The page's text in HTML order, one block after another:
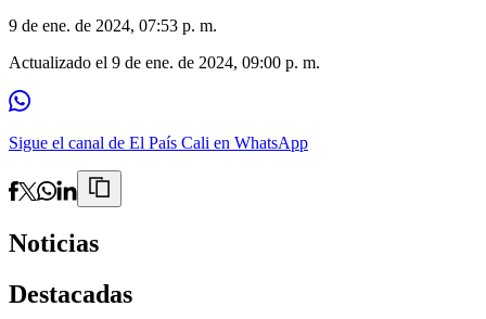
9 de ene. de 2024, 07:53 p. m.
Actualizado el 9 de ene. de 2024, 09:00 p. m.
Sigue el canal de El País Cali en WhatsApp
Noticias
Destacadas